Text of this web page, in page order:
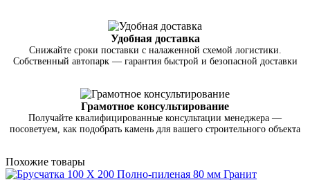
Удобная доставка
Снижайте сроки поставки с налаженной схемой логистики.
Собственный автопарк — гарантия быстрой и безопасной доставки
Грамотное консультирование
Получайте квалифицированные консультации менеджера —
посоветуем, как подобрать камень для вашего строительного объекта
Похожие товары